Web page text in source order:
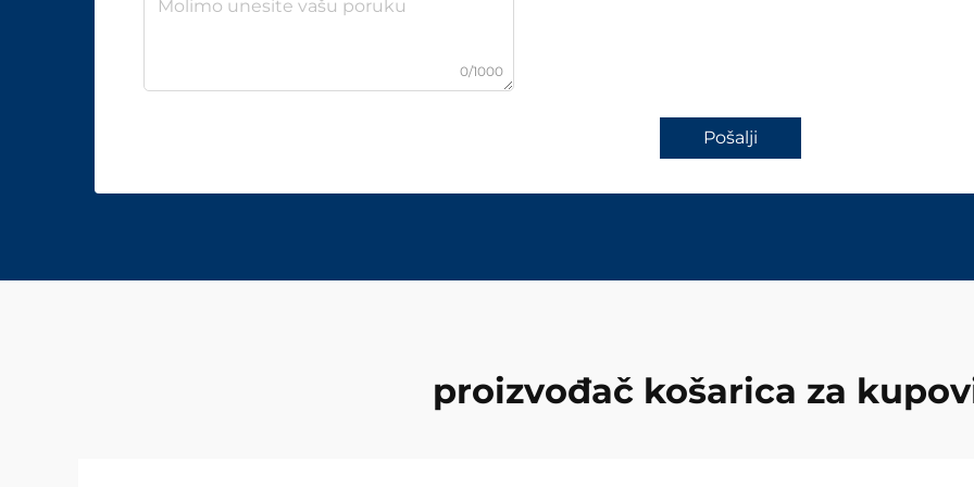
0/1000
Pošalji
proizvođač košarica za